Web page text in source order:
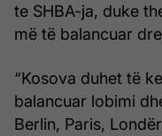
te SHBA-ja, duke
më të balancuar
“Kosova duhet të
balancuar lobimi
Berlin, Paris,